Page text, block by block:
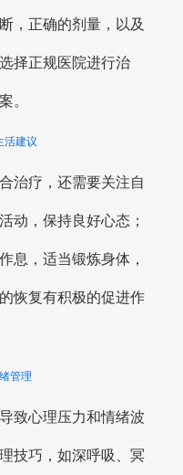
，正确的剂量，以及
择正规医院进行治
。
活建议
治疗，还需要关注自
动，保持良好心态；
息，适当锻炼身体，
恢复有积极的促进作
管理
致心理压力和情绪波
技巧，如深呼吸、冥